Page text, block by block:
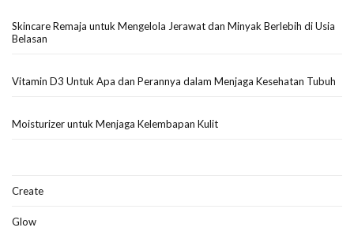
Skincare Remaja untuk Mengelola Jerawat dan Minyak Berlebih di Usia
Belasan
Vitamin D3 Untuk Apa dan Perannya dalam Menjaga Kesehatan Tubuh
Moisturizer untuk Menjaga Kelembapan Kulit
Create
Glow